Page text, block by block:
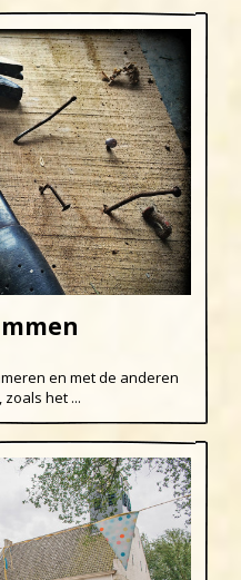
en met de anderen
het ...